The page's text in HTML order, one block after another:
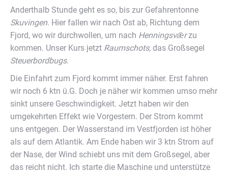
Anderthalb Stunde geht es so, bis zur Gefahrentonne
Skuvingen. Hier fallen wir nach Ost ab, Richtung dem
Fjord, wo wir durchwollen, um nach Henningsvǣrzu
kommen. Unser Kurs jetzt Raumschots, das Großsegel
Steuerbordbugs.
Die Einfahrt zum Fjord kommt immer näher. Erst fahren
wir noch 6 ktn ü.G. Doch je näher wir kommen umso mehr
sinkt unsere Geschwindigkeit. Jetzt haben wir den
umgekehrten Effekt wie Vorgestern. Der Strom kommt
uns entgegen. Der Wasserstand im Vestfjorden ist höher
als auf dem Atlantik. Am Ende haben wir 3 ktn Strom auf
der Nase, der Wind schiebt uns mit dem Großsegel, aber
das reicht nicht. Ich starte die Maschine und unterstütze